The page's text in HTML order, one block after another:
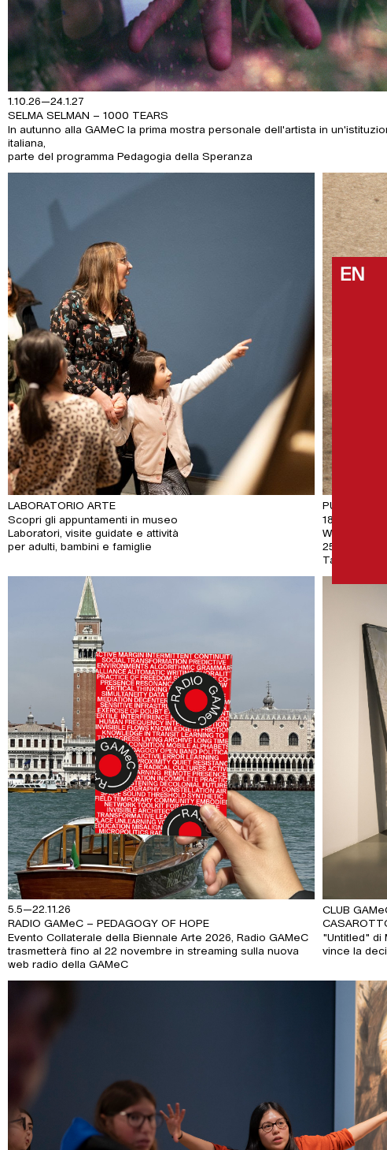
1.10.26—24.1.27
SELMA SELMAN – 1000 TEARS
In autunno alla GAMeC la prima mostra personale dell'artista in
italiana,
parte del programma Pedagogia della Speranza
LABORATORIO ARTE
Scopri gli appuntamenti in museo
Laboratori, visite guidate e attività
per adulti, bambini e famiglie
PUBLIC
18 e 19
Workshop
25
Talk al
5.5—22.11.26
RADIO GAMeC – PEDAGOGY OF HOPE
Evento Collaterale della Biennale Arte 2026, Radio GAMeC
trasmetterà fino al 22 novembre in streaming sulla nuova
web radio della GAMeC
CLUB
"Untitled" di
vince la